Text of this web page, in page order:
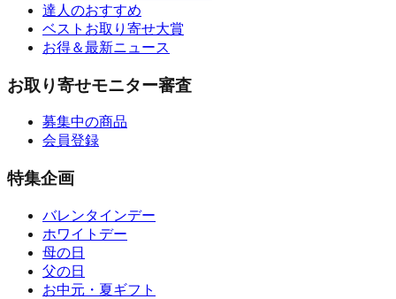
達人のおすすめ
ベストお取り寄せ大賞
お得＆最新ニュース
お取り寄せモニター審査
募集中の商品
会員登録
特集企画
バレンタインデー
ホワイトデー
母の日
父の日
お中元・夏ギフト